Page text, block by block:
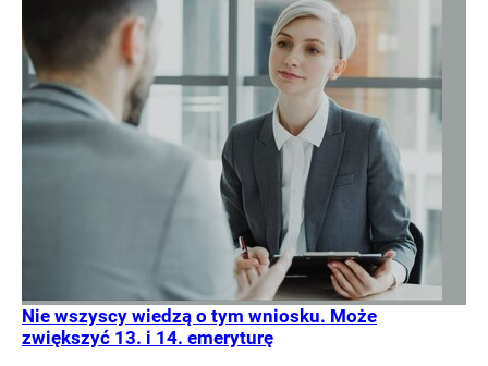
Nie wszyscy wiedzą o tym wniosku. Może
zwiększyć 13. i 14. emeryturę